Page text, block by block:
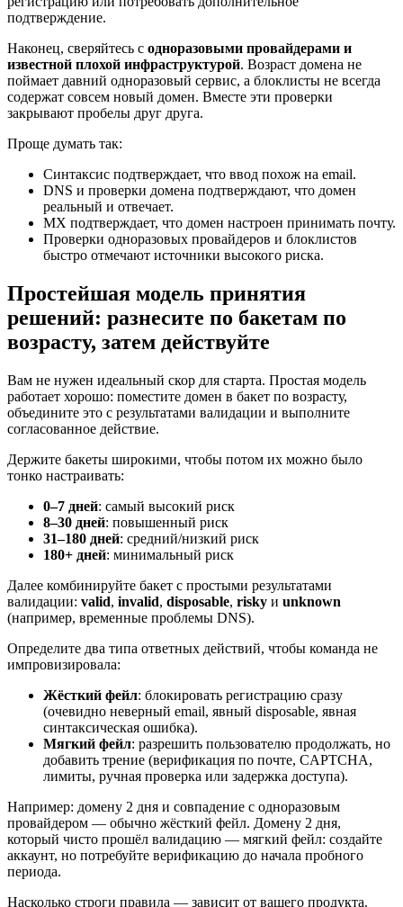
подтверждение.
Наконец, сверяйтесь с одноразовыми провайдерами и
известной плохой инфраструктурой. Возраст домена не
поймает давний одноразовый сервис, а блоклисты не всегда
содержат совсем новый домен. Вместе эти проверки
закрывают пробелы друг друга.
Проще думать так:
Синтаксис подтверждает, что ввод похож на email.
DNS и проверки домена подтверждают, что домен
реальный и отвечает.
MX подтверждает, что домен настроен принимать почту.
Проверки одноразовых провайдеров и блоклистов
быстро отмечают источники высокого риска.
Простейшая модель принятия
решений: разнесите по бакетам по
возрасту, затем действуйте
Вам не нужен идеальный скор для старта. Простая модель
работает хорошо: поместите домен в бакет по возрасту,
объедините это с результатами валидации и выполните
согласованное действие.
Держите бакеты широкими, чтобы потом их можно было
тонко настраивать:
0–7 дней: самый высокий риск
8–30 дней: повышенный риск
31–180 дней: средний/низкий риск
180+ дней: минимальный риск
Далее комбинируйте бакет с простыми результатами
валидации: valid, invalid, disposable, risky и unknown
(например, временные проблемы DNS).
Определите два типа ответных действий, чтобы команда не
импровизировала:
Жёсткий фейл: блокировать регистрацию сразу
(очевидно неверный email, явный disposable, явная
синтаксическая ошибка).
Мягкий фейл: разрешить пользователю продолжать, но
добавить трение (верификация по почте, CAPTCHA,
лимиты, ручная проверка или задержка доступа).
Например: домену 2 дня и совпадение с одноразовым
провайдером — обычно жёсткий фейл. Домену 2 дня,
который чисто прошёл валидацию — мягкий фейл: создайте
аккаунт, но потребуйте верификацию до начала пробного
периода.
Насколько строги правила — зависит от вашего продукта.